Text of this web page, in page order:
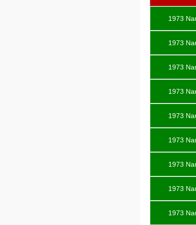
1973
1973
1973
1973
1973
1973
1973
1973
1973